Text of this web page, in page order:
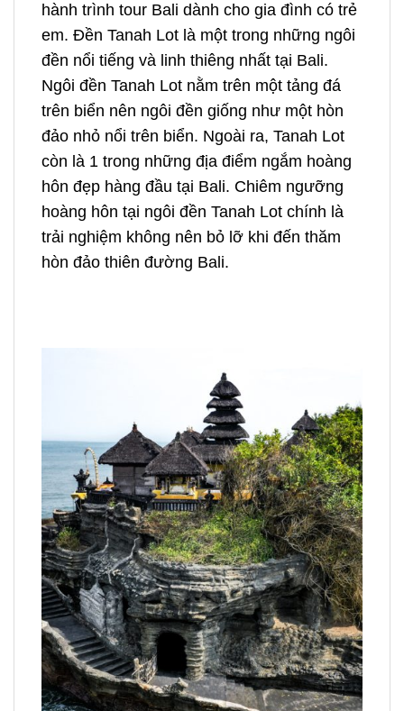
hành trình tour Bali dành cho gia đình có trẻ
em. Đền Tanah Lot là một trong những ngôi
đền nổi tiếng và linh thiêng nhất tại Bali.
Ngôi đền Tanah Lot nằm trên một tảng đá
trên biển nên ngôi đền giống như một hòn
đảo nhỏ nổi trên biển. Ngoài ra, Tanah Lot
còn là 1 trong những địa điểm ngắm hoàng
hôn đẹp hàng đầu tại Bali. Chiêm ngưỡng
hoàng hôn tại ngôi đền Tanah Lot chính là
trải nghiệm không nên bỏ lỡ khi đến thăm
hòn đảo thiên đường Bali.